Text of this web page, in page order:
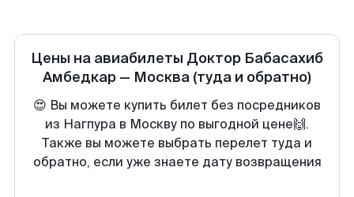
Цены на авиабилеты Доктор Бабасахиб
Амбедкар — Москва (туда и обратно)
😍 Вы можете купить билет без посредников
из Нагпура в Москву по выгодной цене🙌.
Также вы можете выбрать перелет туда и
обратно, если уже знаете дату возвращения